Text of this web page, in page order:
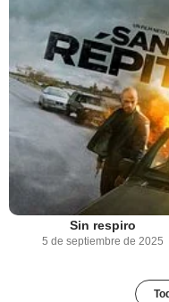
Sin respiro
5 de septiembre de 2025